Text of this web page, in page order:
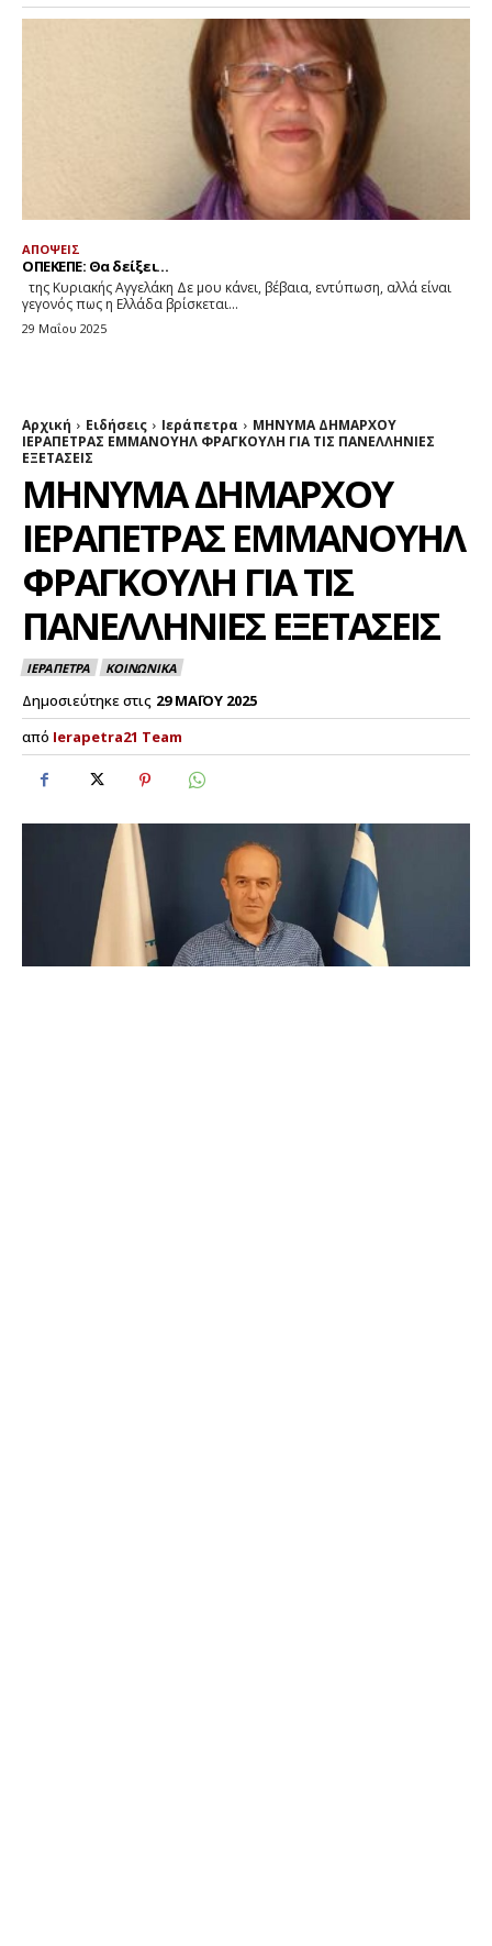
ΑΠΟΨΕΙΣ
ΟΠΕΚΕΠΕ: Θα δείξει…
γεγονός πως η Ελλάδα βρίσκεται...
29 Μαΐου 2025